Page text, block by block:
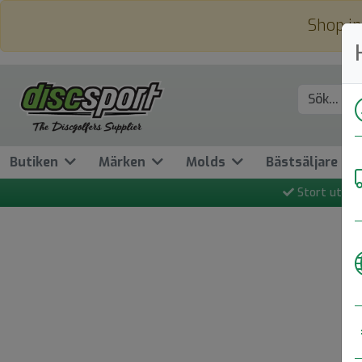
Shop
Butiken Märken Molds Bästsäljare
Stort utbud